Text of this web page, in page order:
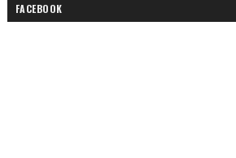
FACEBOOK